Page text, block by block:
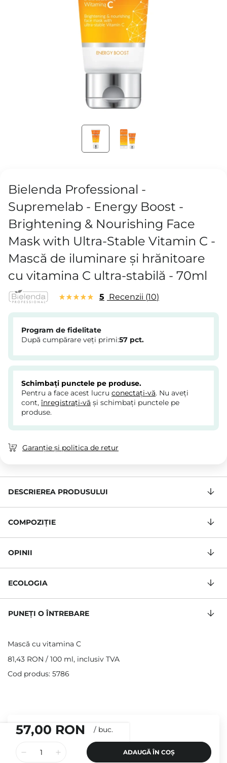
Bielenda Professional -
Supremelab - Energy Boost -
Brightening & Nourishing Face
Mask with Ultra-Stable Vitamin C -
Mască de iluminare și hrănitoare
cu vitamina C ultra-stabilă - 70ml
5 Recenzii 10
57,00 RON / buc.
ADAUGĂ ÎN COȘ
Program de fidelitate
După cumpărare veți primi:57 pct.
Schimbați punctele pe produse.
Pentru a face acest lucru conectați-vă. Nu aveți
cont, înregistrați-vă și schimbați punctele pe
produse.
Garanție și politica de retur
DESCRIEREA PRODUSULUI
COMPOZIŢIE
OPINII
ECOLOGIA
PUNEȚI O ÎNTREBARE
Mască cu vitamina C
81,43 RON / 100 ml, inclusiv TVA
Cod produs: 5786